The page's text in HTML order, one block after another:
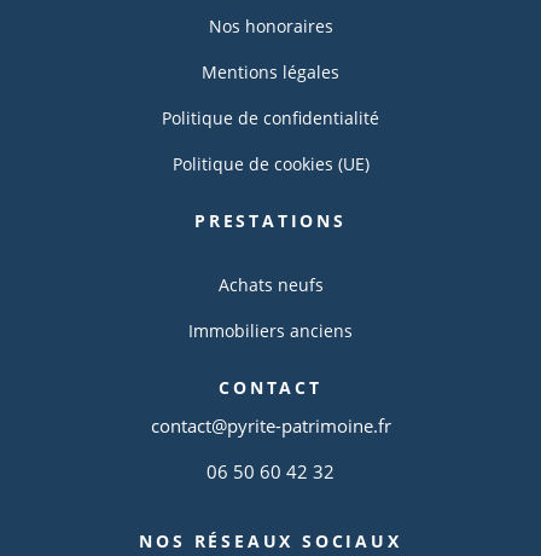
Nos honoraires
Mentions légales
Politique de confidentialité
Politique de cookies (UE)
PRESTATIONS
Achats neufs
Immobiliers anciens
CONTACT
contact@pyrite-patrimoine.fr
06 50 60 42 32
NOS RÉSEAUX SOCIAUX